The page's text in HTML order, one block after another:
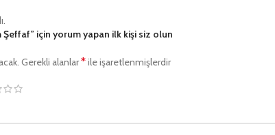
Şeffaf” için yorum yapan ilk kişi siz olun
Gerekli alanlar*ile işaretlenmişlerdir